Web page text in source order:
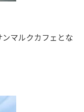
マルクカフェとな